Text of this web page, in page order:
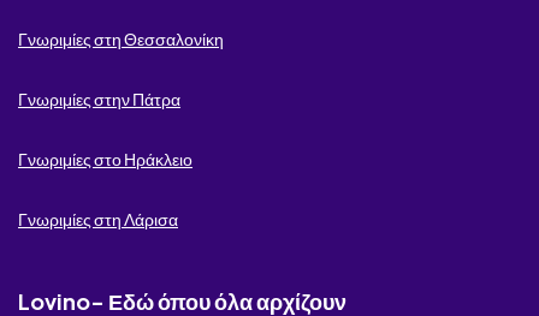
Γνωριμίες στη Θεσσαλονίκη
Γνωριμίες στην Πάτρα
Γνωριμίες στο Ηράκλειο
Γνωριμίες στη Λάρισα
Lovino- Εδώ όπου όλα αρχίζουν